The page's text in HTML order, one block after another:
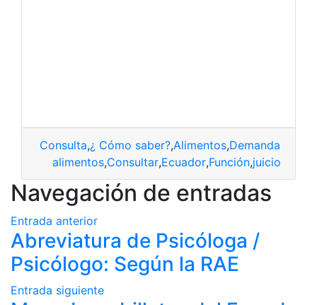
Consulta,¿ Cómo saber?,Alimentos,Demanda de
alimentos,Consultar,Ecuador,Función,juicio
Navegación de entradas
Entrada anterior
Abreviatura de Psicóloga /
Psicólogo: Según la RAE
Entrada siguiente